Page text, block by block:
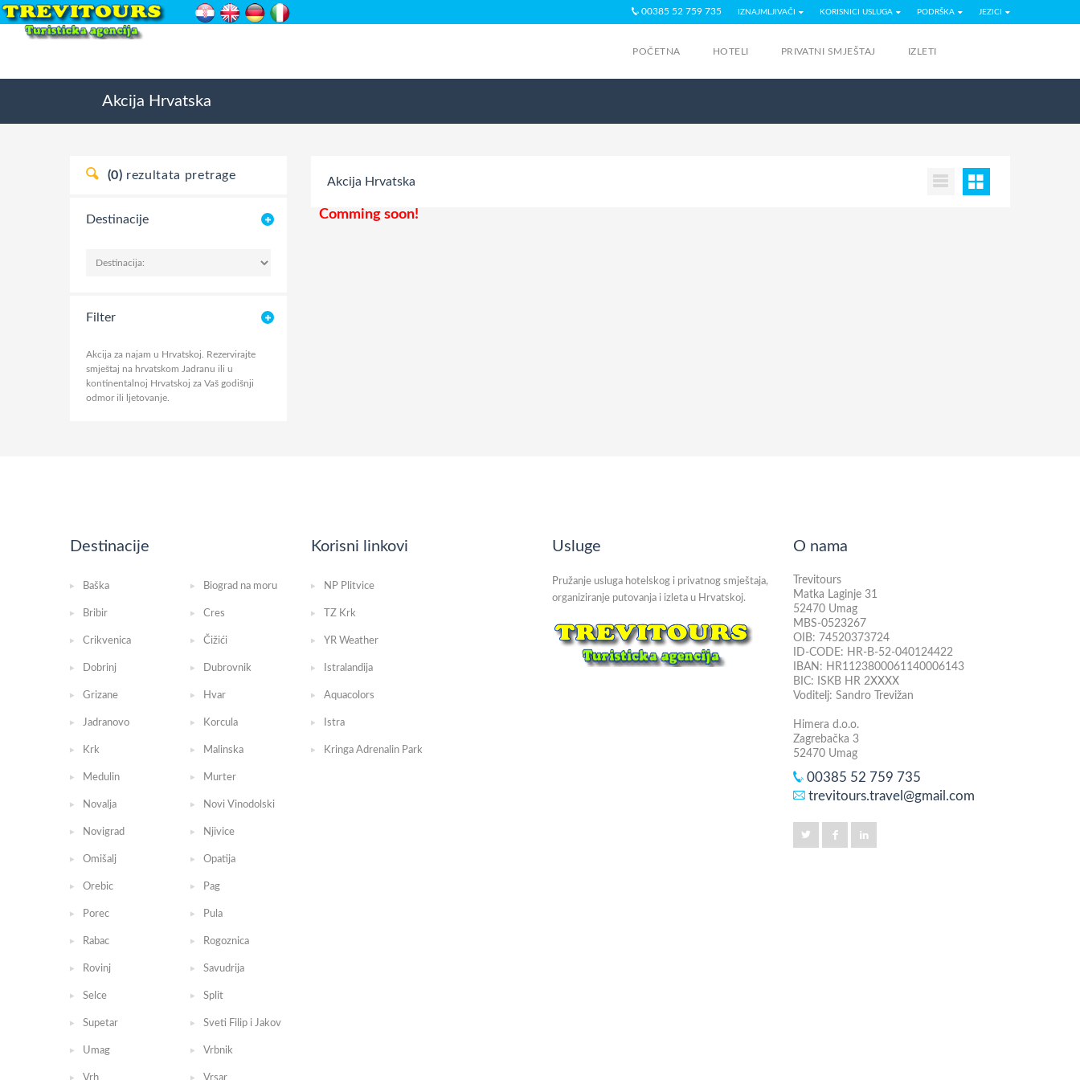
00385 52 759 735 IZNAJMLJIVAČI KORISNICI USLUGA PODRŠKA JEZICI
POČETNA HOTELI PRIVATNI SMJEŠTAJ IZLETI
Akcija Hrvatska
(0) rezultata pretrage
Destinacije
Filter
Akcija za najam u Hrvatskoj. Rezervirajte
smještaj na hrvatskom Jadranu ili u
kontinentalnoj Hrvatskoj za Vaš godišnji
odmor ili ljetovanje.
Akcija Hrvatska
Comming soon!
Destinacije
Baška Biograd na moru
Bribir Cres
Crikvenica Čižići
Dobrinj Dubrovnik
Grizane Hvar
Jadranovo Korcula
Krk Malinska
Medulin Murter
Novalja Novi Vinodolski
Novigrad Njivice
Omišalj Opatija
Orebic Pag
Porec Pula
Rabac Rogoznica
Rovinj Savudrija
Selce Split
Supetar Sveti Filip i Jakov
Umag Vrbnik
Korisni linkovi
NP Plitvice
TZ Krk
YR Weather
Istralandija
Aquacolors
Istra
Kringa Adrenalin Park
Usluge
Pružanje usluga hotelskog i privatnog smještaja,
organiziranje putovanja i izleta u Hrvatskoj.
O nama
Trevitours
Matka Laginje 31
52470 Umag
MBS-0523267
OIB: 74520373724
ID-CODE: HR-B-52-040124422
IBAN: HR1123800061140006143
BIC: ISKB HR 2XXXX
Voditelj: Sandro Trevižan
Himera d.o.o.
Zagrebačka 3
52470 Umag
00385 52 759 735
trevitours.travel@gmail.com